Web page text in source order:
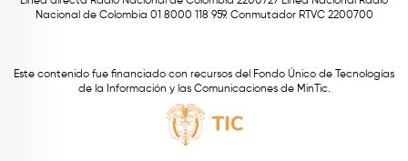
Nacional de Colombia 01 8000 118 959. Conmutador RTVC 2200700
Este contenido fue financiado con recursos del Fondo Único de Tecnologías
de la Información y las Comunicaciones de MinTic.